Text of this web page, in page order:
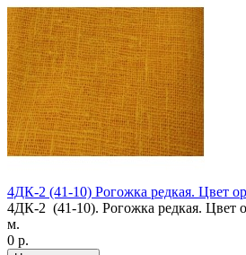
4ДК-2 (41-10) Рогожка редкая. Цвет
4ДК-2 (41-10). Рогожка редкая. Цвет
м.
0 р.